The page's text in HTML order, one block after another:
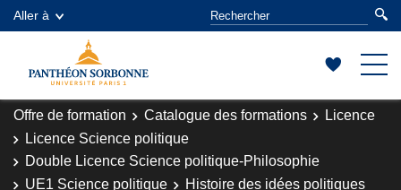
Aller à
Offre de formation Catalogue des formations
Licence
Licence Science politique
Double Licence Science politique-Philosophie
UE1 Science politique
Histoire des idées politiques